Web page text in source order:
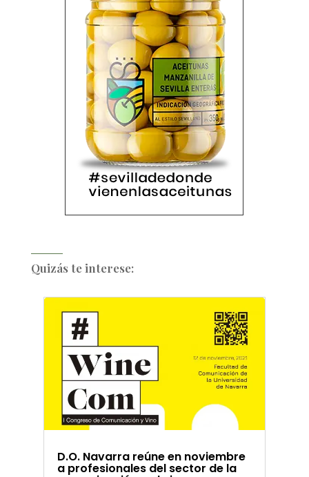
Quizás te interese:
D.O. Navarra reúne en noviembre
a profesionales del sector de la